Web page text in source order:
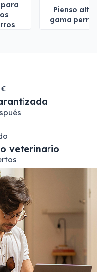
para
Pienso alta
gama perros
veterinario